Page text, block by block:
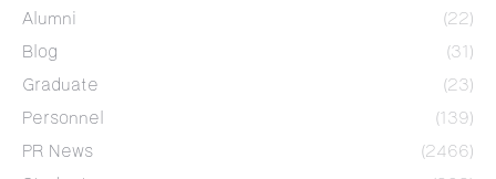
Alumni
(22)
Blog
(31)
Graduate
(23)
Personnel
(139)
PR News
(2466)